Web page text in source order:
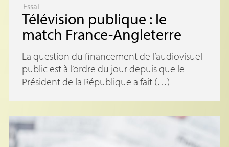
Essai
Télévision publique : le
match France-Angleterre
La question du financement de l’audiovisuel
public est à l’ordre du jour depuis que le
Président de la République a fait (…)